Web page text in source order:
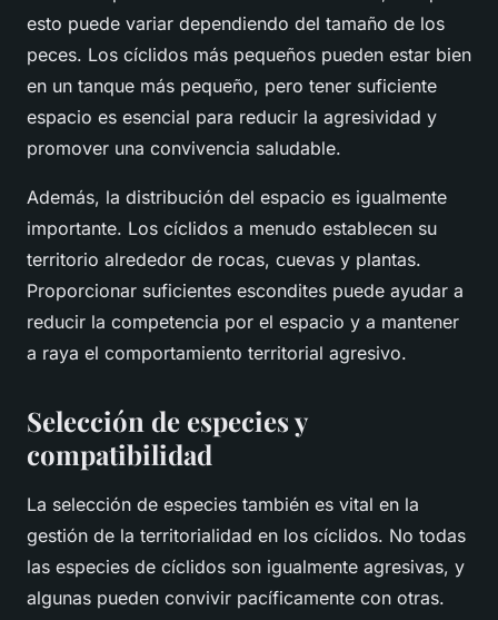
esto puede variar dependiendo del tamaño de los
peces. Los cíclidos más pequeños pueden estar bien
en un tanque más pequeño, pero tener suficiente
espacio es esencial para reducir la agresividad y
promover una convivencia saludable.
Además, la distribución del espacio es igualmente
importante. Los cíclidos a menudo establecen su
territorio alrededor de rocas, cuevas y plantas.
Proporcionar suficientes escondites puede ayudar a
reducir la competencia por el espacio y a mantener
a raya el comportamiento territorial agresivo.
Selección de especies y
compatibilidad
La selección de especies también es vital en la
gestión de la territorialidad en los cíclidos. No todas
las especies de cíclidos son igualmente agresivas, y
algunas pueden convivir pacíficamente con otras.